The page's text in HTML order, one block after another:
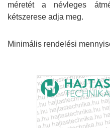
méretét a névleges
kétszerese adja meg.
Minimális rendelési